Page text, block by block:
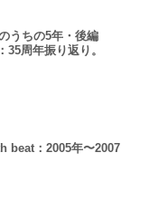
うちの5年・後編
35周年振り返り。
beat：2005年〜2007